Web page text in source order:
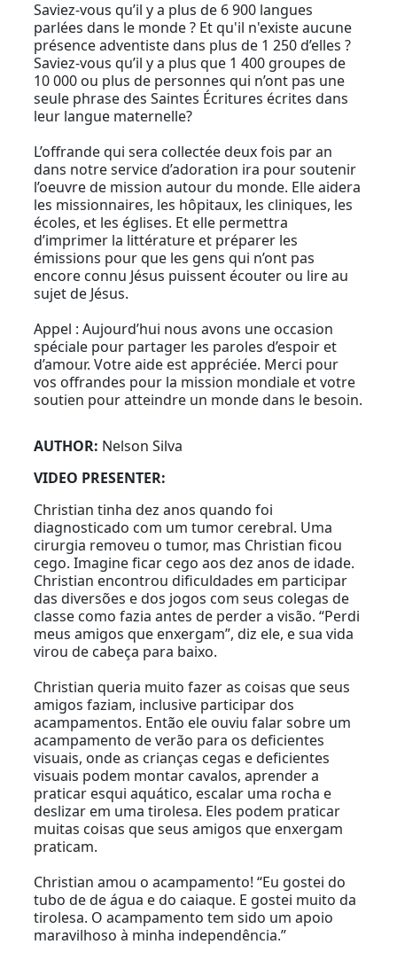
Saviez-vous qu’il y a plus de 6 900 langues
parlées dans le monde ? Et qu'il n'existe aucune
présence adventiste dans plus de 1 250 d’elles ?
Saviez-vous qu’il y a plus que 1 400 groupes de
10 000 ou plus de personnes qui n’ont pas une
seule phrase des Saintes Écritures écrites dans
leur langue maternelle?
L’offrande qui sera collectée deux fois par an
dans notre service d’adoration ira pour soutenir
l’oeuvre de mission autour du monde. Elle aidera
les missionnaires, les hôpitaux, les cliniques, les
écoles, et les églises. Et elle permettra
d’imprimer la littérature et préparer les
émissions pour que les gens qui n’ont pas
encore connu Jésus puissent écouter ou lire au
sujet de Jésus.
Appel : Aujourd’hui nous avons une occasion
spéciale pour partager les paroles d’espoir et
d’amour. Votre aide est appréciée. Merci pour
vos offrandes pour la mission mondiale et votre
soutien pour atteindre un monde dans le besoin.
AUTHOR: Nelson Silva
VIDEO PRESENTER:
Christian tinha dez anos quando foi
diagnosticado com um tumor cerebral. Uma
cirurgia removeu o tumor, mas Christian ficou
cego. Imagine ficar cego aos dez anos de idade.
Christian encontrou dificuldades em participar
das diversões e dos jogos com seus colegas de
classe como fazia antes de perder a visão. “Perdi
meus amigos que enxergam”, diz ele, e sua vida
virou de cabeça para baixo.
Christian queria muito fazer as coisas que seus
amigos faziam, inclusive participar dos
acampamentos. Então ele ouviu falar sobre um
acampamento de verão para os deficientes
visuais, onde as crianças cegas e deficientes
visuais podem montar cavalos, aprender a
praticar esqui aquático, escalar uma rocha e
deslizar em uma tirolesa. Eles podem praticar
muitas coisas que seus amigos que enxergam
praticam.
Christian amou o acampamento! “Eu gostei do
tubo de de água e do caiaque. E gostei muito da
tirolesa. O acampamento tem sido um apoio
maravilhoso à minha independência.”